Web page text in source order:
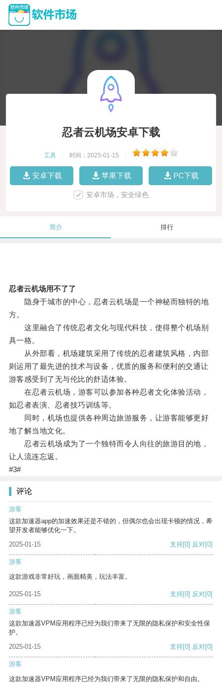
忍者云机场安卓下载
工具 时间：2025-01-15
安卓下载 苹果下载 PC下载
安卓市场，安全绿色
简介 排行
忍者云机场用不了了
隐身于城市的中心，忍者云机场是一个神秘而独特的地
方。
这里融合了传统忍者文化与现代科技，使得整个机场别
具一格。
从外部看，机场建筑采用了传统的忍者建筑风格，内部
则运用了最先进的技术与设备，优质的服务和便利的交通让
游客感受到了无与伦比的舒适体验。
在忍者云机场，游客可以参加各种忍者文化体验活动，
如忍者表演、忍者技巧训练等。
同时，机场也提供各种周边旅游服务，让游客能够更好
地了解当地文化。
忍者云机场成为了一个独特而令人向往的旅游目的地，
让人流连忘返。
#3#
评论
游客
这款加速器app的加速效果还是不错的，但偶尔也会出现卡顿的情况，希
望开发者能够优化一下。
2025-01-15
支持[0] 反对[0]
游客
这款游戏非常好玩，画面精美，玩法丰富。
2025-01-15 支持[0] 反对[0]
游客
这款加速器VPM应用程序已经为我们带来了无限的隐私保护和安全性保
护。
2025-01-15
支持[0] 反对[0]
游客
这款加速器VPM应用程序已经为我们带来了无限的隐私保护和自由。